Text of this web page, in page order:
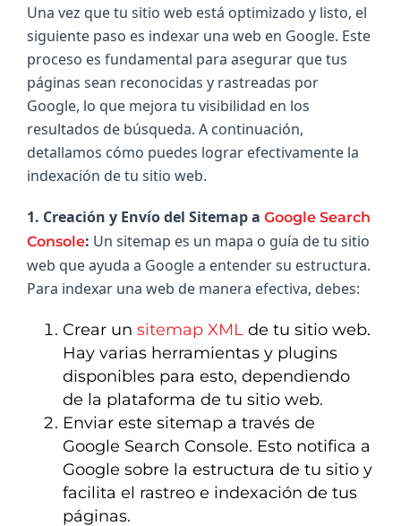
Una vez que tu sitio web está optimizado y listo, el
siguiente paso es indexar una web en Google. Este
proceso es fundamental para asegurar que tus
páginas sean reconocidas y rastreadas por
Google, lo que mejora tu visibilidad en los
resultados de búsqueda. A continuación,
detallamos cómo puedes lograr efectivamente la
indexación de tu sitio web.
1. Creación y Envío del Sitemap a Google Search
Console: Un sitemap es un mapa o guía de tu sitio
web que ayuda a Google a entender su estructura.
Para indexar una web de manera efectiva, debes:
Crear un sitemap XML de tu sitio web.
Hay varias herramientas y plugins
disponibles para esto, dependiendo
de la plataforma de tu sitio web.
Enviar este sitemap a través de
Google Search Console. Esto notifica a
Google sobre la estructura de tu sitio y
facilita el rastreo e indexación de tus
páginas.